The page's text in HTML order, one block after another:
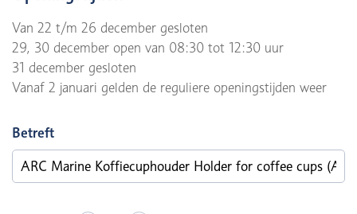
Van 22 t/m 26 december gesloten
29, 30 december open van 08:30 tot 12:30 uur
31 december gesloten
Vanaf 2 januari gelden de reguliere openingstijden weer
Betreft